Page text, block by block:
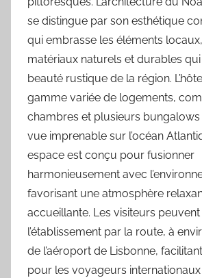
se distingue par son esthétique
qui embrasse les éléments
matériaux naturels et durables
beauté rustique de la région.
gamme variée de logements,
chambres et plusieurs
vue imprenable sur l’océan
espace est conçu pour fusionner
harmonieusement avec
favorisant une atmosphère
accueillante. Les visiteurs
l’établissement par la route, à
de l’aéroport de Lisbonne, facilitant
pour les voyageurs